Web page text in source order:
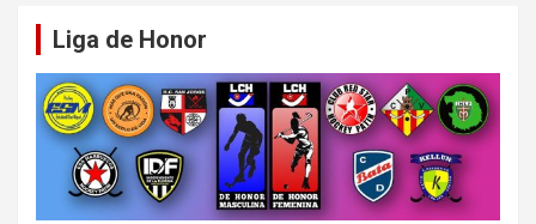
Liga de Honor